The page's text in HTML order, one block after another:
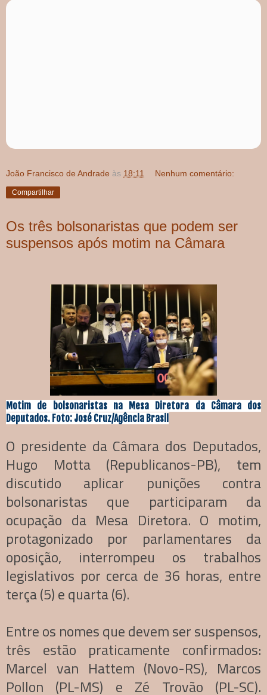
João Francisco de Andrade às 18:11 Nenhum comentário:
Compartilhar
Os três bolsonaristas que podem ser
suspensos após motim na Câmara
Motim de bolsonaristas na Mesa Diretora da Câmara dos
Deputados. Foto: José Cruz/Agência Brasil
O presidente da Câmara dos Deputados,
Hugo Motta (Republicanos-PB), tem
discutido aplicar punições contra
bolsonaristas que participaram da
ocupação da Mesa Diretora. O motim,
protagonizado por parlamentares da
oposição, interrompeu os trabalhos
legislativos por cerca de 36 horas, entre
terça (5) e quarta (6).
Entre os nomes que devem ser suspensos,
três estão praticamente confirmados:
Marcel van Hattem (Novo-RS), Marcos
Pollon (PL-MS) e Zé Trovão (PL-SC).